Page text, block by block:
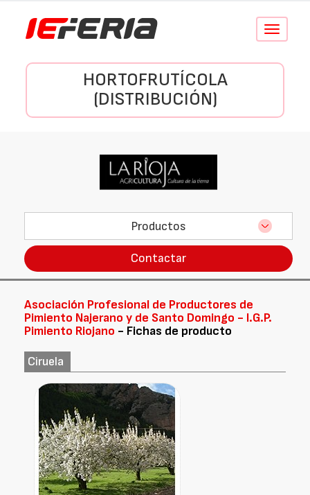
Conmutar
HORTOFRUTÍCOLA
(DISTRIBUCIÓN)
Productos
Contactar
Asociación Profesional de Productores de
Pimiento Najerano y de Santo Domingo - I.G.P.
Pimiento Riojano - Fichas de producto
Ciruela